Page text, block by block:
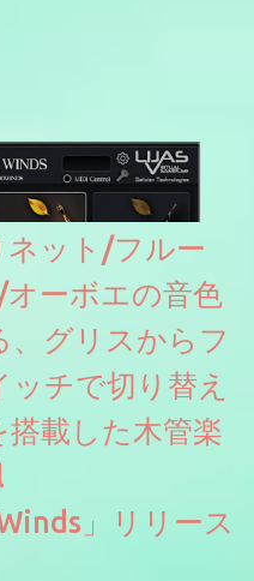
ネット/フルー
ーボエの音色
、グリスからフ
チで切り替え
搭載した木管楽
」リリース